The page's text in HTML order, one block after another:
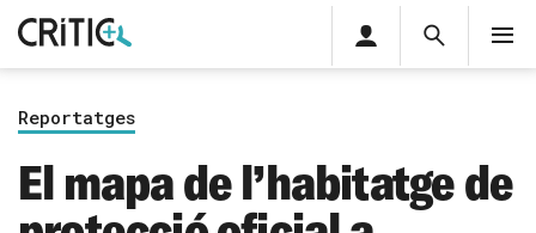
Cerca
privada
Inicia sessió
Reportatges
El mapa de l’habitatge de